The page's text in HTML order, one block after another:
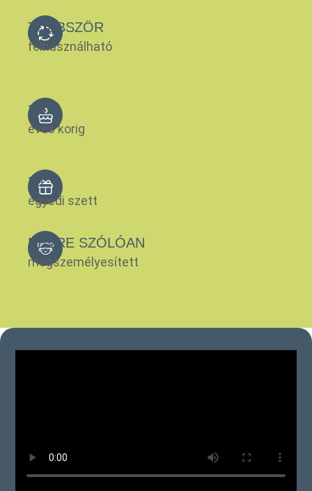
TÖBBSZÖR
felhasználható
3-10
éves korig
26
egyedi szett
NÉVRE SZÓLÓAN
megszemélyesített